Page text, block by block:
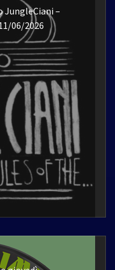
JungleCiani –
06/2026